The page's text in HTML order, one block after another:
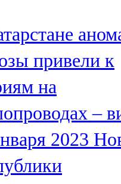
FM
FM
FM
привели к
на
–
2023